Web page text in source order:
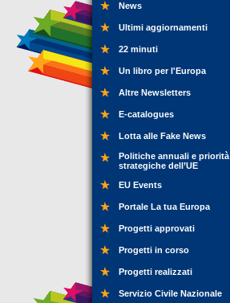
News
Ultimi aggiornamenti
22 minuti
Un libro per l'Europa
Altre Newsletters
E-catalogues
Lotta alle Fake News
Politiche annuali e priorità
strategiche dell’UE
EU Events
Portale La tua Europa
Progetti approvati
Progetti in corso
Progetti realizzati
Servizio Civile Nazionale